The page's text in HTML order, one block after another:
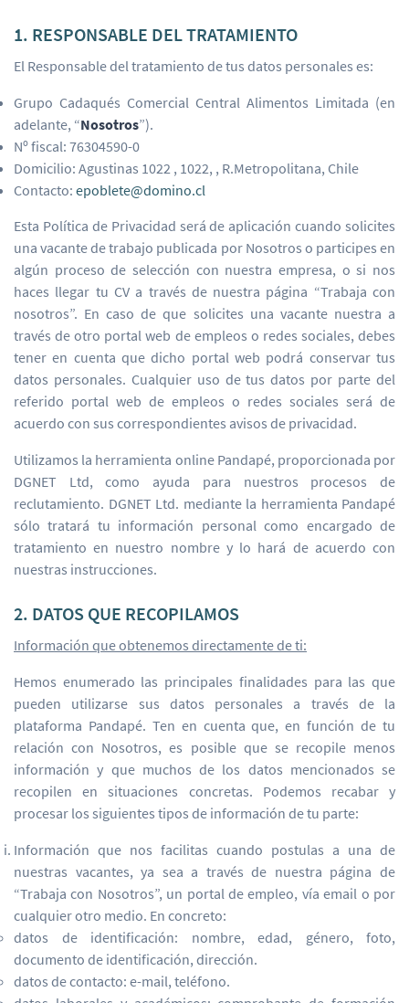
1. RESPONSABLE DEL TRATAMIENTO
El Responsable del tratamiento de tus datos personales es:
Grupo Cadaqués Comercial Central Alimentos Limitada (en
adelante, “Nosotros”).
Nº fiscal: 76304590-0
Domicilio: Agustinas 1022 , 1022, , R.Metropolitana, Chile
Contacto: epoblete@domino.cl
Esta Política de Privacidad será de aplicación cuando solicites
una vacante de trabajo publicada por Nosotros o participes en
algún proceso de selección con nuestra empresa, o si nos
haces llegar tu CV a través de nuestra página “Trabaja con
nosotros”. En caso de que solicites una vacante nuestra a
través de otro portal web de empleos o redes sociales, debes
tener en cuenta que dicho portal web podrá conservar tus
datos personales. Cualquier uso de tus datos por parte del
referido portal web de empleos o redes sociales será de
acuerdo con sus correspondientes avisos de privacidad.
Utilizamos la herramienta online Pandapé, proporcionada por
DGNET Ltd, como ayuda para nuestros procesos de
reclutamiento. DGNET Ltd. mediante la herramienta Pandapé
sólo tratará tu información personal como encargado de
tratamiento en nuestro nombre y lo hará de acuerdo con
nuestras instrucciones.
2. DATOS QUE RECOPILAMOS
Información que obtenemos directamente de ti:
Hemos enumerado las principales finalidades para las que
pueden utilizarse sus datos personales a través de la
plataforma Pandapé. Ten en cuenta que, en función de tu
relación con Nosotros, es posible que se recopile menos
información y que muchos de los datos mencionados se
recopilen en situaciones concretas. Podemos recabar y
procesar los siguientes tipos de información de tu parte:
Información que nos facilitas cuando postulas a una de
nuestras vacantes, ya sea a través de nuestra página de
“Trabaja con Nosotros”, un portal de empleo, vía email o por
cualquier otro medio. En concreto:
datos de identificación: nombre, edad, género, foto,
documento de identificación, dirección.
datos de contacto: e-mail, teléfono.